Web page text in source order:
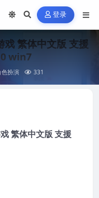
登录
戏 繁体中文版 支援
win7
色扮演 331
繁体中文版 支援